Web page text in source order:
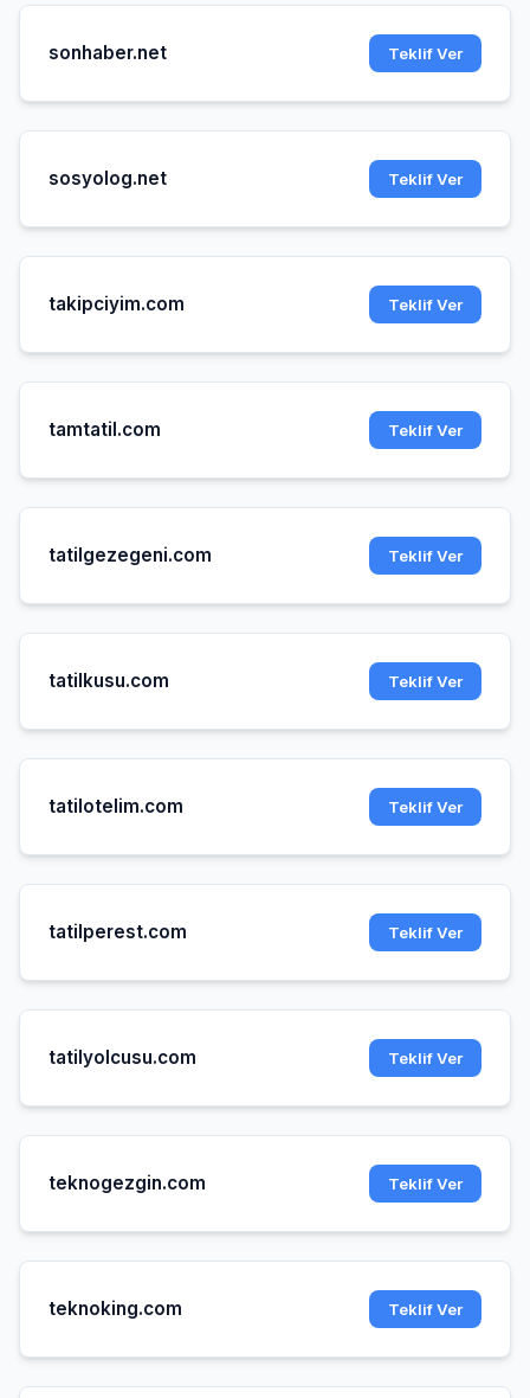
sonhaber.net Teklif Ver
sosyolog.net Teklif Ver
takipciyim.com Teklif Ver
tamtatil.com Teklif Ver
tatilgezegeni.com Teklif Ver
tatilkusu.com Teklif Ver
tatilotelim.com Teklif Ver
tatilperest.com Teklif Ver
tatilyolcusu.com Teklif Ver
teknogezgin.com Teklif Ver
teknoking.com Teklif Ver